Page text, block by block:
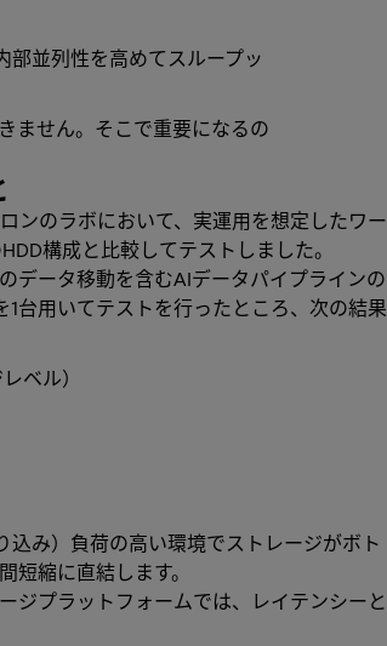
部並列性を高めてスループッ
ません。そこで重要になるの
ンのラボにおいて、実運用を想定したワー
構成と比較してテストしました。
データ移動を含むAIデータパイプラインの
台用いてテストを行ったところ、次の結果
ベル）
込み）負荷の高い環境でストレージがボト
短縮に直結します。
ジプラットフォームでは、レイテンシーと